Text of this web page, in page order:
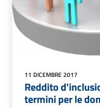
11 DICEMBRE 2017
Reddito
termini per le